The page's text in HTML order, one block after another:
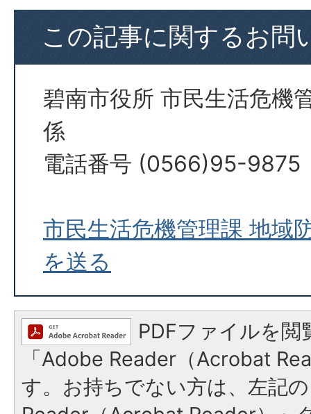
この記事に関するお問
碧南市役所 市民生活危機
係
電話番号 (0566)95-9875
市民生活危機管理課 地域
を送る
PDFファイルを閲
「Adobe Reader（Acrobat
す。お持ちでない方は、左記